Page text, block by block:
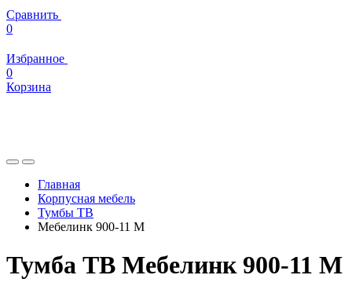
Сравнить
0
Избранное
0
Корзина
Главная
Корпусная мебель
Тумбы ТВ
Мебелинк 900-11 М
Тумба ТВ Мебелинк 900-11 М